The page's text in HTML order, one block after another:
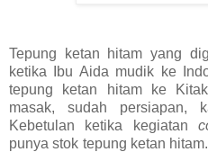
Tepung ketan hitam yang
ketika Ibu Aida mudik ke
tepung ketan hitam ke
masak, sudah persiapan,
Kebetulan ketika kegiatan
punya stok tepung ketan